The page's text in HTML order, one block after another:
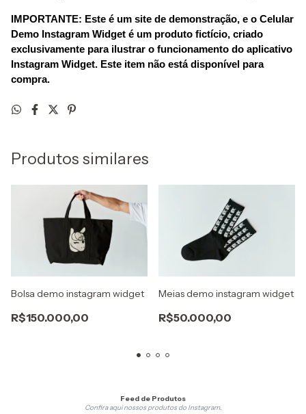
IMPORTANTE: Este é um site de demonstração, e o Celular
Demo Instagram Widget é um produto fictício, criado
exclusivamente para ilustrar o funcionamento do aplicativo
Instagram Widget. Este item não está disponível para
compra.
Produtos similares
Bolsa demo instagram widget
R$150.000,00
Meias demo instagram widget
R$50.000,00
Feed de Produtos
Confira aqui nossos produtos do Instagram.